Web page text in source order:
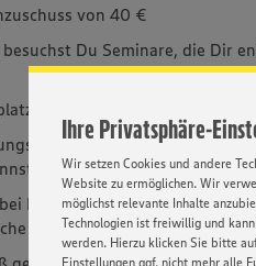
Ihre Privatsphäre-
Wir setzen Cookies und andere
Website zu ermöglichen. Wir
möglichst relevante Inhalte
Technologien ist freiwillig und
werden. Hierzu klicken Sie bitte
Einstellungen ggf. nicht mehr alle
von 40 €
Du Seminare, die Dir
– gegessen wird immer
– Mit Herz,
Du bei uns alles werden
Backstube Wünsche und
und Aufgaben zeigen Dir,